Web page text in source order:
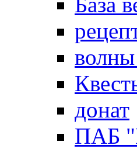
донат
ПАБ